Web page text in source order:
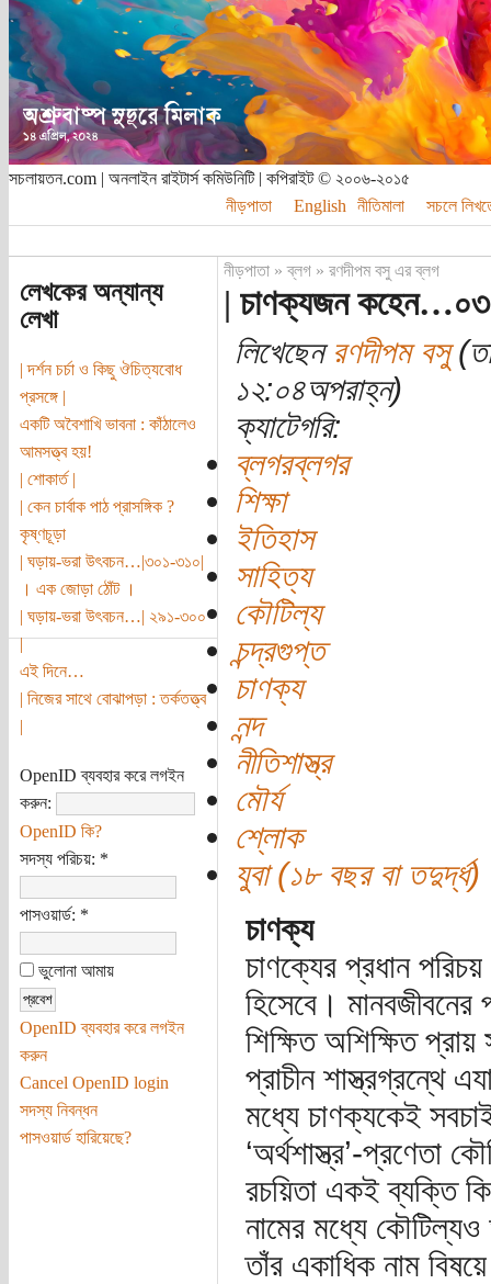
সচলায়তন.com | অনলাইন রাইটার্স কমিউনিটি | কপিরাইট © ২০০৬-২০১৫
নীড়পাতা
English নীতিমালা সচলে
লেখকের অন্যান্য
লেখা
| দর্শন চর্চা ও কিছু ঔচিত্যবোধ
প্রসঙ্গে |
একটি অবৈশাখি ভাবনা : কাঁঠালেও
আমসত্ত্ব হয়!
| শোকার্ত |
| কেন চার্বাক পাঠ প্রাসঙ্গিক ?
কৃষ্ণচূড়া
| ঘড়ায়-ভরা উৎবচন…|৩০১-৩১০|
। এক জোড়া ঠোঁট ।
| ঘড়ায়-ভরা উৎবচন…| ২৯১-৩০০
|
এই দিনে…
| নিজের সাথে বোঝাপড়া : তর্কতত্ত্ব
|
OpenID ব্যবহার করে লগইন
করুন:
OpenID কি?
সদস্য পরিচয়: *
পাসওয়ার্ড: *
ভুলোনা আমায়
OpenID ব্যবহার করে লগইন
করুন
Cancel OpenID login
সদস্য নিবন্ধন
পাসওয়ার্ড হারিয়েছে?
নীড়পাতা»ব্লগ» রণদীপম বসু এর ব্লগ
| চাণক্যজন কহেন…০৩
লিখেছেনরণদীপম বসু
১২:০৪অপরাহ্ন)
ক্যাটেগরি:
ব্লগরব্লগর
শিক্ষা
ইতিহাস
সাহিত্য
কৌটিল্য
চন্দ্রগুপ্ত
চাণক্য
নন্দ
নীতিশাস্ত্র
মৌর্য
শ্লোক
যুবা (১৮ বছর বা তদুর্দ্ধ)
চাণক্য
চাণক্যের প্রধান
হিসেবে।
শিক্ষিত অশিক্ষিত
প্রাচীন শাস্ত্রগ্রন্থে
মধ্যে চাণক্যকেই
‘অর্থশাস্ত্র’-প্রণেতা
রচয়িতা একই ব্যক্তি
নামের মধ্যে
তাঁর একাধিক নাম